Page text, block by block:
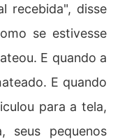
recebida", disse
se estivesse
E quando a
E quando
para a tela,
seus pequenos